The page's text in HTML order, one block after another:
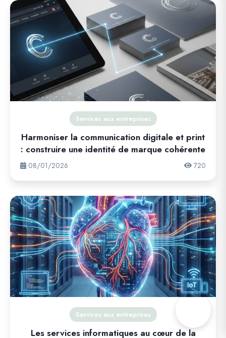
Services aux entreprises
Harmoniser la communication digitale et print
: construire une identité de marque cohérente
08/01/2026 720
Services aux entreprises
Les services informatiques au cœur de la